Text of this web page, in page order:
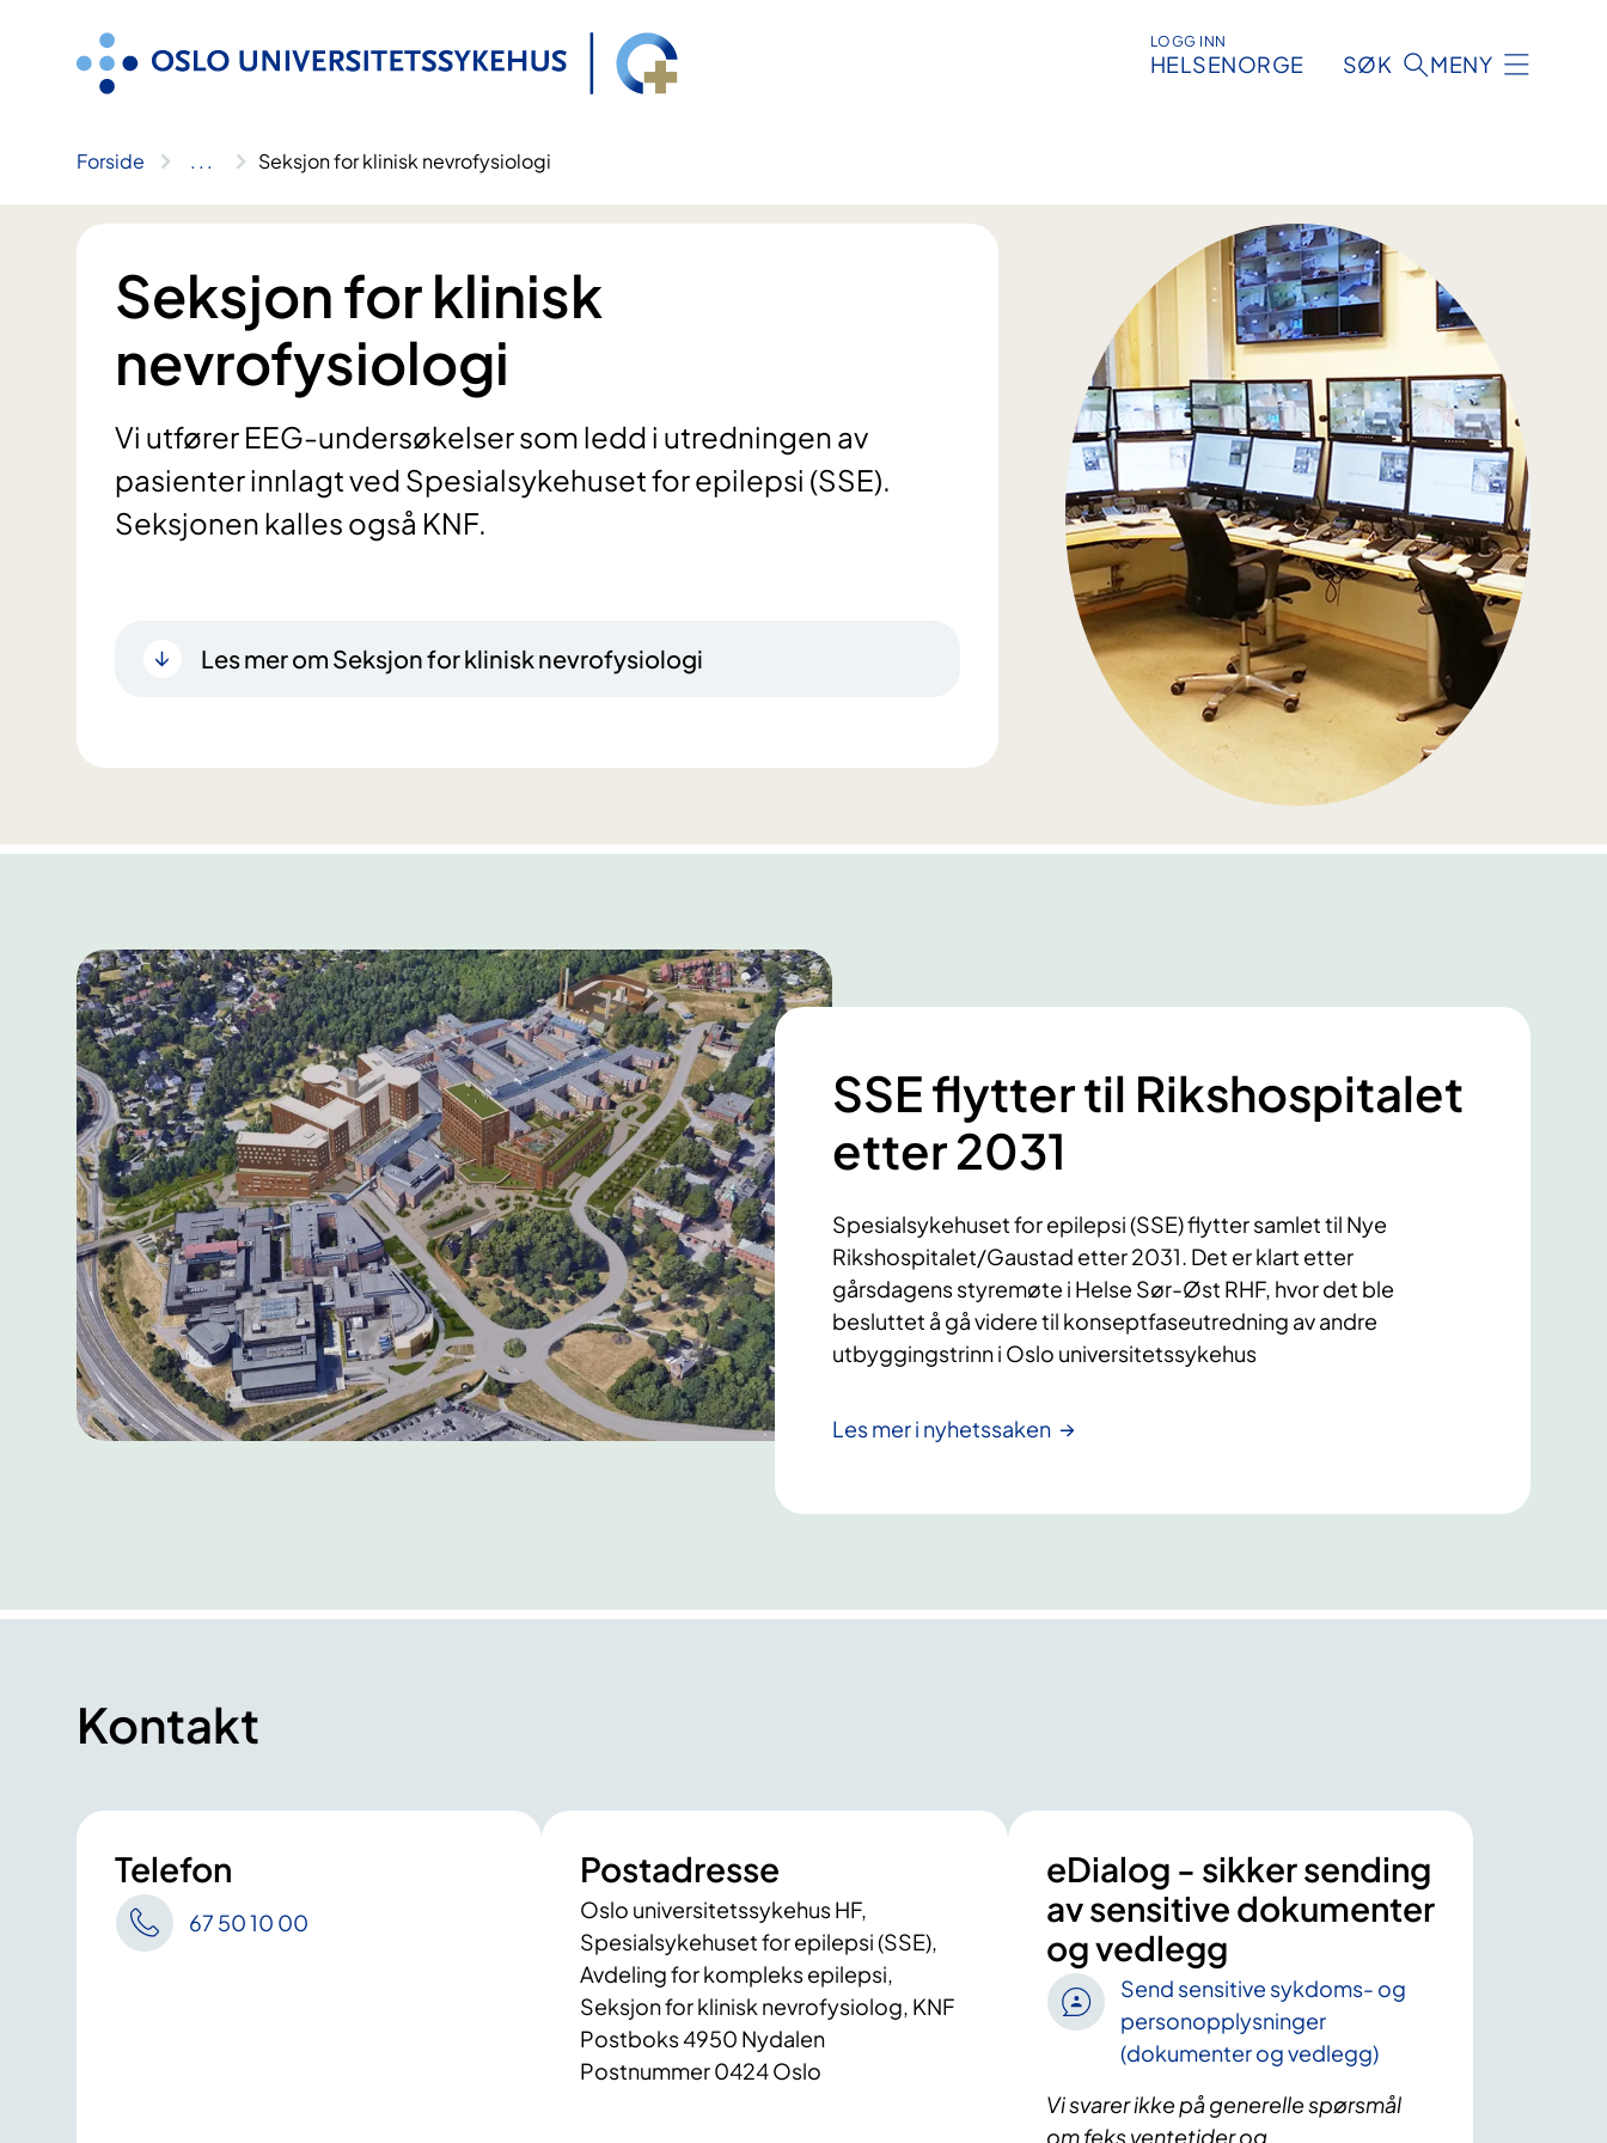
LOGG INN
HELSENORGE SØK MENY
Forside .. . Seksjon for klinisk nevrofysiologi
Seksjon for klinisk
nevrofysiologi
Vi utfører EEG-undersøkelser som ledd i utredningen av
pasienter innlagt ved Spesialsykehuset for epilepsi (SSE).
Seksjonen kalles også KNF.
Les mer om Seksjon for klinisk nevrofysiologi
SSE flytter til Rikshospitalet
etter 2031
Spesialsykehuset for epilepsi (SSE) flytter samlet til Nye
Rikshospitalet/Gaustad etter 2031. Det er klart etter
gårsdagens styremøte i Helse Sør-Øst RHF, hvor det ble
besluttet å gå videre til konseptfaseutredning av andre
utbyggingstrinn i Oslo universitetssykehus
Les mer i nyhetssaken
Kontakt
Telefon
67 50 10 00
Postadresse
Oslo universitetssykehus HF,
Spesialsykehuset for epilepsi (SSE),
Avdeling for kompleks epilepsi,
Seksjon for klinisk nevrofysiolog, KNF
Postboks 4950 Nydalen
Postnummer 0424 Oslo
eDialog - sikker sending
av sensitive dokumenter
og vedlegg
Send sensitive sykdoms- og
personopplysninger
(dokumenter og vedlegg)
Vi svarer ikke på generelle spørsmål
om feks ventetider og